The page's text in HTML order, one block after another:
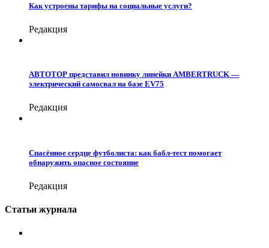
Как устроены тарифы на социальные услуги?
Редакция
АВТОТОР представил новинку линейки AMBERTRUCK —
электрический самосвал на базе EV75
Редакция
Спасённое сердце футболиста: как бабл-тест помогает
обнаружить опасное состояние
Редакция
Статьи журнала